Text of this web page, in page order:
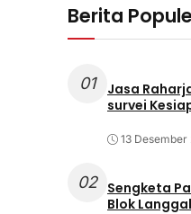
Berita
01
Jasa
survei
13 Desember
02
Sengketa
Blok